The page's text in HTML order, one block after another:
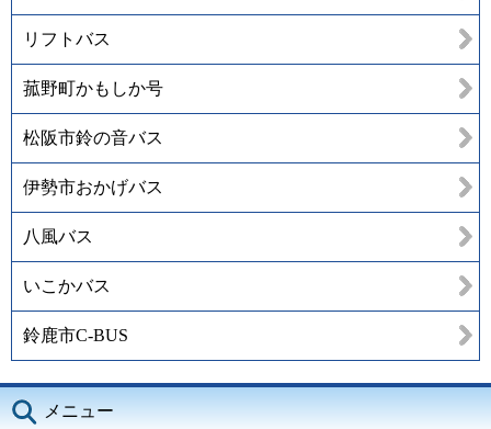
リフトバス
菰野町かもしか号
松阪市鈴の音バス
伊勢市おかげバス
八風バス
いこかバス
鈴鹿市C-BUS
メニュー